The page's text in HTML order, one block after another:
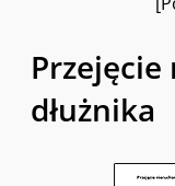
dłużnika